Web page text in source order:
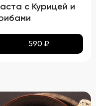
с Курицей и
590 ₽